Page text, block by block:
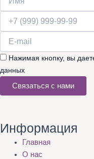
Нажимая кнопку, вы
данных
Связаться с нами
Информация
Главная
О нас